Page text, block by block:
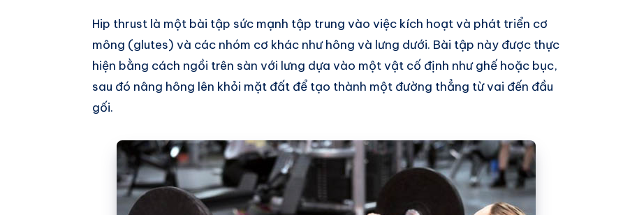
Hip thrust là một bài tập sức mạnh tập trung vào việc kích hoạt và phát triển cơ
mông (glutes) và các nhóm cơ khác như hông và lưng dưới. Bài tập này được thực
hiện bằng cách ngồi trên sàn với lưng dựa vào một vật cố định như ghế hoặc bục,
sau đó nâng hông lên khỏi mặt đất để tạo thành một đường thẳng từ vai đến đầu
gối.